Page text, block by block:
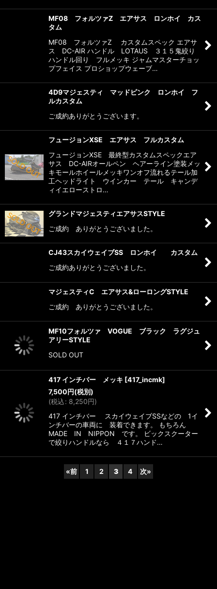
MF08 フォルツァZ エアサス ロンホイ カス
タム
MF08 フォルツァZ カスタムスペック エアサ
ス DC-AIR ハンドル LOTAUS ３１５鬼絞り
ハンドル回り フルメッキ ジャムマスターチョッ
プフェイス プロショップウェーブ…
4D9マジェスティ マッドピンク ロンホイ フ
ルカスタム
ご成約ありがとうございます。
フュージョンXSE エアサス フルカスタム
フュージョンXSE 最終型カスタムスペックエア
サス DC-AIRオールペン ヘアーライン塗装メッ
キモールホイールメッキワンオフ流れるテール加
工ヘッドライト ウインカー テール キャンデ
ィイエローストロ…
グランドマジェスティエアサスSTYLE
ご成約 ありがとうございました。
CJ43スカイウェイブSS ロンホイ カスタム
ご成約ありがとうございました。
マジェスティC エアサス&ローロングSTYLE
ご成約 ありがとうございました。
MF10フォルツァ VOGUE ブラック ラグジュ
アリーSTYLE
SOLD OUT
417 インチバー メッキ [417_incmk]
7,500円(税別)
(税込 : 8,250円)
417 インチバー スカイウェイブSSなどの 1イ
ンチバーの車両に 装着できます。 もちろん
MADE IN NIPPON です。 ビックスクーター
で絞りハンドルなら ４１７ハンド…
«前 1 2 3 4 次»